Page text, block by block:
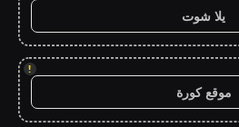
يلا شوت
!
موقع كورة